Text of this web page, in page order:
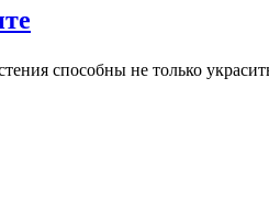
способны не только